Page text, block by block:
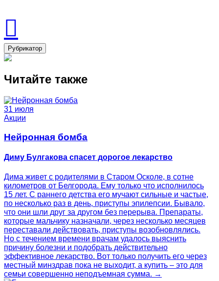
Рубрикатор
Читайте также
31 июля
Акции
Нейронная бомба
Диму Булгакова спасет дорогое лекарство
Дима живет с родителями в Старом Осколе, в сотне
километров от Белгорода. Ему только что исполнилось
15 лет. С раннего детства его мучают сильные и частые,
по несколько раз в день, приступы эпилепсии. Бывало,
что они шли друг за другом без перерыва. Препараты,
которые мальчику назначали, через несколько месяцев
переставали действовать, приступы возобновлялись.
Но с течением времени врачам удалось выяснить
причину болезни и подобрать действительно
эффективное лекарство. Вот только получить его через
местный минздрав пока не выходит, а купить – это для
семьи совершенно неподъемная сумма. →